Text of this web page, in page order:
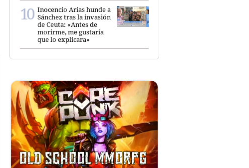
Inocencio Arias hunde a
Sánchez tras la invasión
de Ceuta: «Antes de
morirme, me gustaría
que lo explicara»